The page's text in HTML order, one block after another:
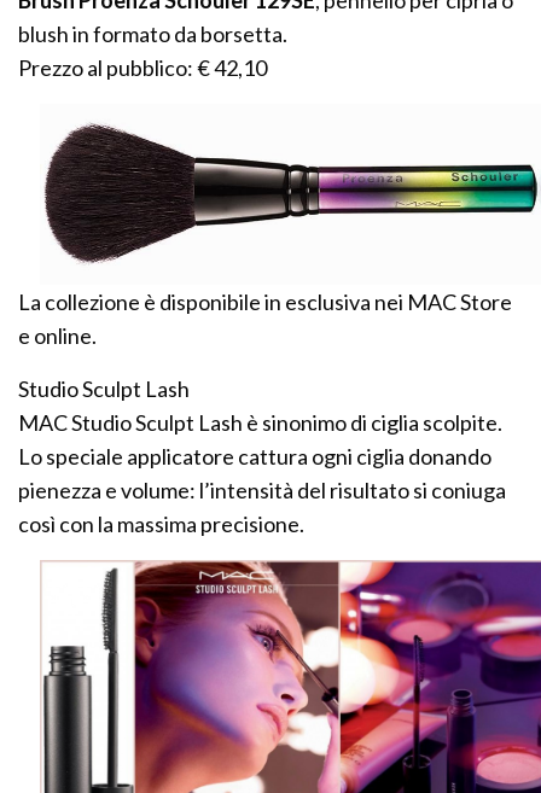
blush in formato da borsetta.
Prezzo al pubblico: € 42,10
La collezione è disponibile in esclusiva nei MAC Store
e online.
Studio Sculpt Lash
MAC Studio Sculpt Lash è sinonimo di ciglia scolpite.
Lo speciale applicatore cattura ogni ciglia donando
pienezza e volume: l’intensità del risultato si coniuga
così con la massima precisione.